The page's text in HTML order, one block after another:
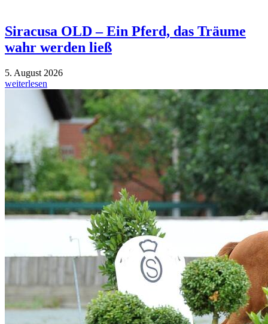
Siracusa OLD – Ein Pferd, das Träume
wahr werden ließ
5. August 2026
weiterlesen